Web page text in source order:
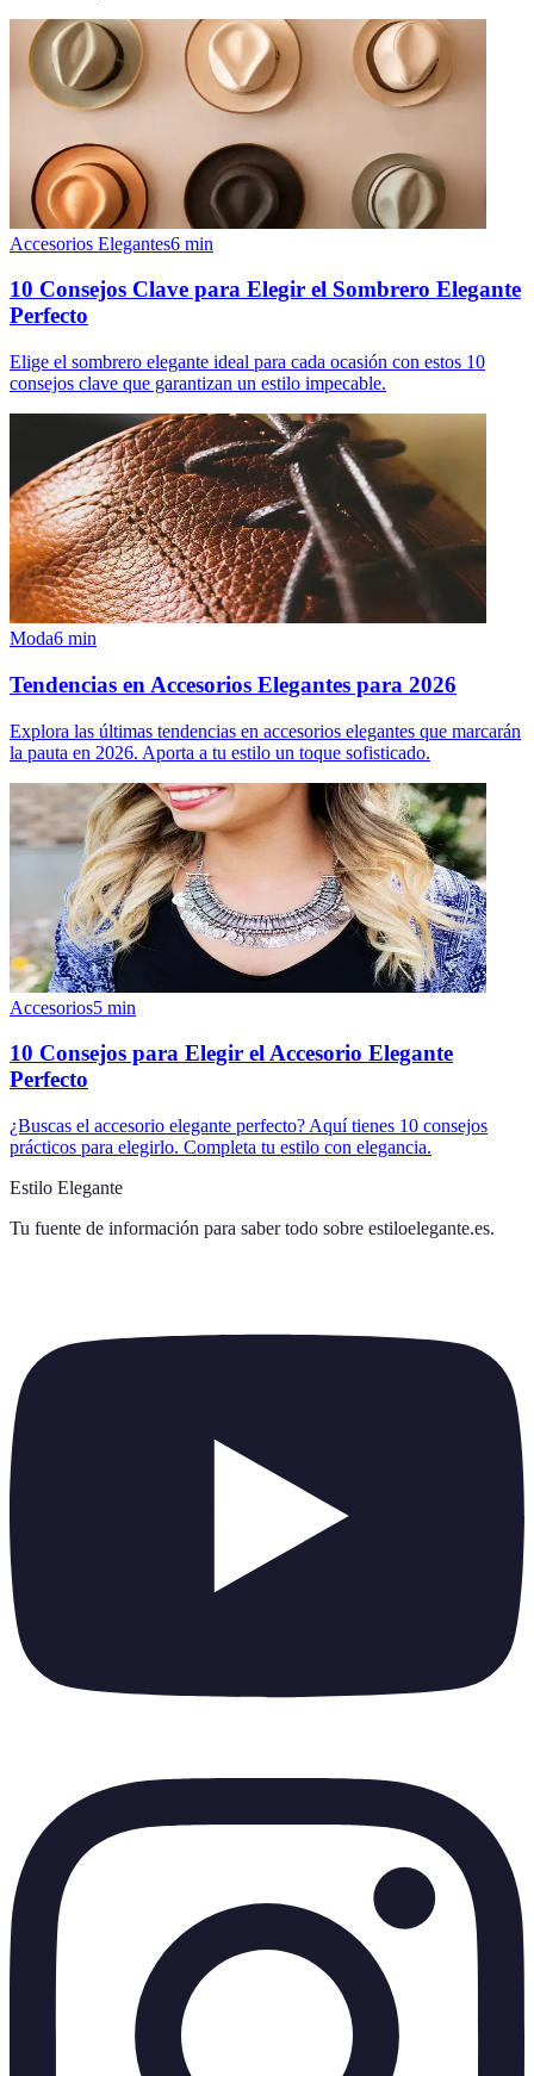
Accesorios Elegantes6 min
10 Consejos Clave para Elegir el Sombrero Elegante
Perfecto
Elige el sombrero elegante ideal para cada ocasión con estos 10
consejos clave que garantizan un estilo impecable.
Moda6 min
Tendencias en Accesorios Elegantes para 2026
Explora las últimas tendencias en accesorios elegantes que marcarán
la pauta en 2026. Aporta a tu estilo un toque sofisticado.
Accesorios5 min
10 Consejos para Elegir el Accesorio Elegante
Perfecto
¿Buscas el accesorio elegante perfecto? Aquí tienes 10 consejos
prácticos para elegirlo. Completa tu estilo con elegancia.
Estilo Elegante
Tu fuente de información para saber todo sobre estiloelegante.es.